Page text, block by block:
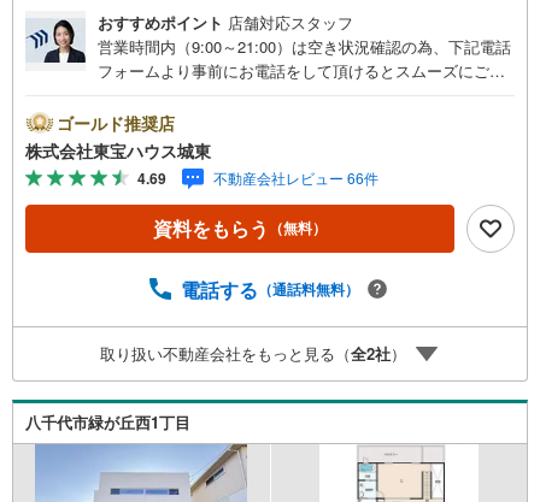
おすすめポイント 店舗対応スタッフ
営業時間内（9:00～21:00）は空き状況確認の為、下記電話
フォームより事前にお電話をして頂けるとスムーズにご案
カレンダーの作成▽ご購入後もお客様の人生のパートナー
として暮らしの「安心」を守り続けます。【Yahoo！ 不動
産キャンペーン対象店舗】当店で物件を成約するとPayPay
ボーナスライトがもらえる「Yahoo！ 不動産 物件ご成約キ
ャンペーン」の対象になります。「資料をもらう」「見学
予約をする」ボタンからお問い合わせください。※必ずYah
スライトは出金と譲渡はできません。ご案内・詳細な資料
時受け付けております！■頭金0円からのご購入可能です■
（諸費用もOK）お気軽にお問い合わせください。
ゴールド推奨店
株式会社東宝ハウス城東
4.69 不動産会社レビュー 66件
資料をもらう （無料）
電話する （通話料無料）
取り扱い不動産会社をもっと見る（全2社）
八千代市緑が丘西1丁目